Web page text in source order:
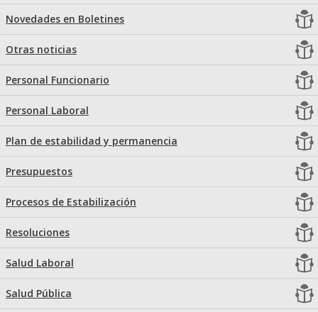
Novedades en Boletines
Otras noticias
Personal Funcionario
Personal Laboral
Plan de estabilidad y permanencia
Presupuestos
Procesos de Estabilización
Resoluciones
Salud Laboral
Salud Pública